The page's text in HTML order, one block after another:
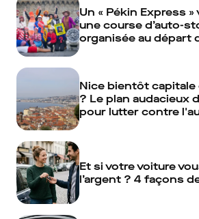
Un « Pékin Express
une course d’auto-
organisée au départ
Nice bientôt
? Le plan audacieux
pour lutter contre
Et si votre voiture
l’argent ? 4 façons